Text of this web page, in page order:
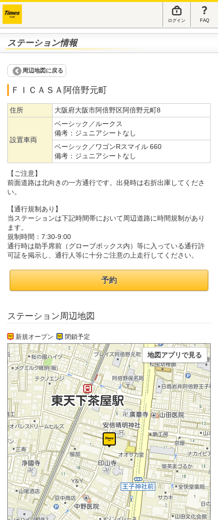
ログイン FAQ
ステーション情報
周辺地図に戻る
ＦＩＣＡＳＡ阿倍野元町
住所 大阪府大阪市阿倍野区阿倍野元町8
設置車両
ベーシック／ルークス
備考： ジュニアシートなし
ベーシック／ワゴンRスマイル 660
備考： ジュニアシートなし
【ご注意】
前面道路は北向きの一方通行です。出発時は右折出庫してくださ
い。
【通行規制あり】
当ステーションは下記時間帯において周辺道路に時間規制があり
ます。
規制時間：7:30-9:00
通行時は助手席前（グローブボックス内）等に入っている通行許
可証を掲示し、通行人等に十分ご注意の上走行してください。
予約
ステーション周辺地図
新規オープン 閉鎖予定
地図アプリで見る